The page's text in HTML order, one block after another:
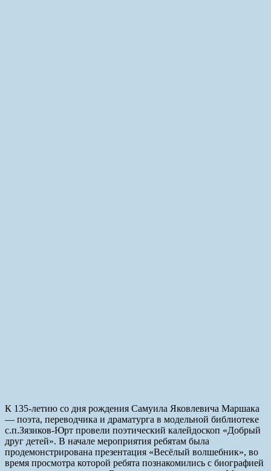
К 135-летию со дня рождения Самуила Яковлевича Маршака
— поэта, переводчика и драматурга в модельной библиотеке
с.п.Зязиков-Юрт провели поэтический калейдоскоп «Добрый
друг детей». В начале мероприятия ребятам была
продемонстрирована презентация «Весёлый волшебник», во
время просмотра которой ребята познакомились с биографией